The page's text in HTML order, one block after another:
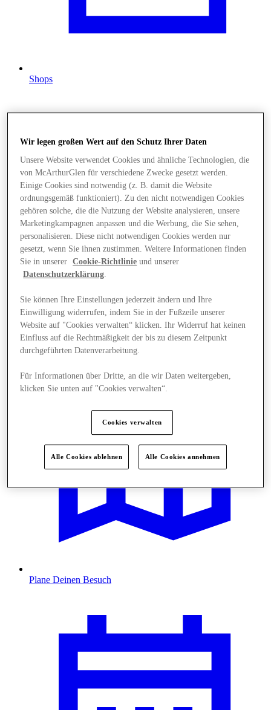
Shops
Angebote
Plane Deinen Besuch
Wir legen großen Wert auf den Schutz Ihrer Daten
Unsere Website verwendet Cookies und ähnliche Technologien, die
von McArthurGlen für verschiedene Zwecke gesetzt werden.
Einige Cookies sind notwendig (z. B. damit die Website
ordnungsgemäß funktioniert). Zu den nicht notwendigen Cookies
gehören solche, die die Nutzung der Website analysieren, unsere
Marketingkampagnen anpassen und die Werbung, die Sie sehen,
personalisieren. Diese nicht notwendigen Cookies werden nur
gesetzt, wenn Sie ihnen zustimmen. Weitere Informationen finden
Sie in unserer
Cookie-Richtlinie und unserer
Datenschutzerklärung
Sie können Ihre Einstellungen jederzeit ändern und Ihre
Einwilligung widerrufen, indem Sie in der Fußzeile unserer
Website auf "Cookies verwalten“ klicken. Ihr Widerruf hat keinen
Einfluss auf die Rechtmäßigkeit der bis zu diesem Zeitpunkt
durchgeführten Datenverarbeitung.
Für Informationen über Dritte, an die wir Daten weitergeben,
klicken Sie unten auf "Cookies verwalten“.
Cookies verwalten
Alle Cookies ablehnen Alle Cookies annehmen